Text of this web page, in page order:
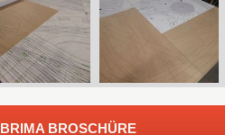
BRIMA BROSCHÜRE